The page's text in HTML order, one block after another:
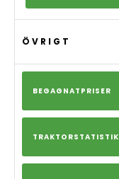
ÖVRIGT
BEGAGNATPRISER
TRAKTORSTATISTIK